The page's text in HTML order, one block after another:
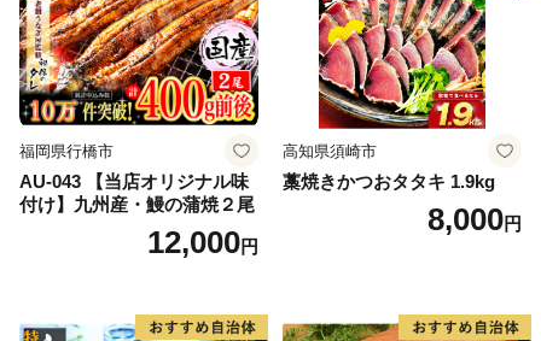
福岡県行橋市
AU-043 【当店オリジナル味
付け】九州産・鰻の蒲焼２尾
12,000円
高知県須崎市
藁焼きかつおタタキ 1.9kg
8,000円